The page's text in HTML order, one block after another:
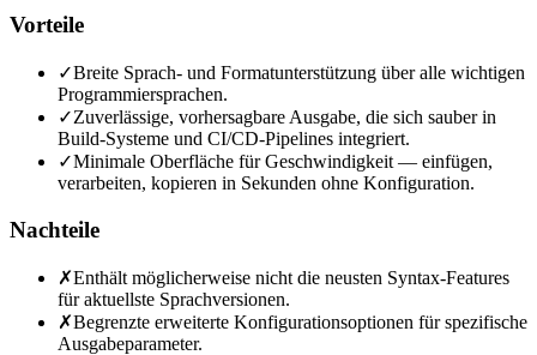
Vorteile
✓Breite Sprach- und Formatunterstützung über alle wichtigen
Programmiersprachen.
✓Zuverlässige, vorhersagbare Ausgabe, die sich sauber in
Build-Systeme und CI/CD-Pipelines integriert.
✓Minimale Oberfläche für Geschwindigkeit — einfügen,
verarbeiten, kopieren in Sekunden ohne Konfiguration.
Nachteile
✗Enthält möglicherweise nicht die neusten Syntax-Features
für aktuellste Sprachversionen.
✗Begrenzte erweiterte Konfigurationsoptionen für spezifische
Ausgabeparameter.